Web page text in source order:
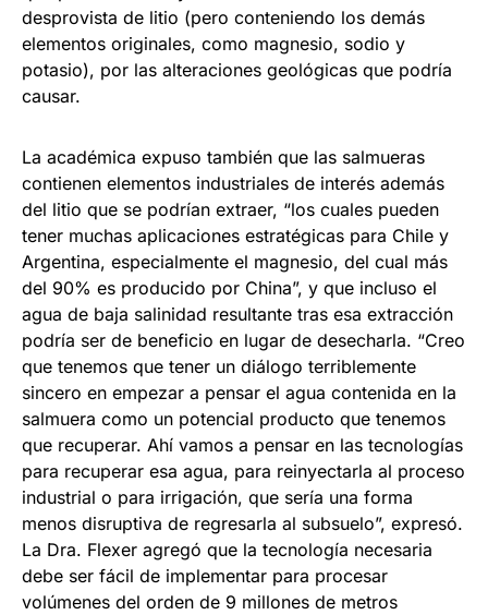
desprovista de litio (pero conteniendo los demás
elementos originales, como magnesio, sodio y
potasio), por las alteraciones geológicas que podría
causar.
La académica expuso también que las salmueras
contienen elementos industriales de interés además
del litio que se podrían extraer, “los cuales pueden
tener muchas aplicaciones estratégicas para Chile y
Argentina, especialmente el magnesio, del cual más
del 90% es producido por China”, y que incluso el
agua de baja salinidad resultante tras esa extracción
podría ser de beneficio en lugar de desecharla. “Creo
que tenemos que tener un diálogo terriblemente
sincero en empezar a pensar el agua contenida en la
salmuera como un potencial producto que tenemos
que recuperar. Ahí vamos a pensar en las tecnologías
para recuperar esa agua, para reinyectarla al proceso
industrial o para irrigación, que sería una forma
menos disruptiva de regresarla al subsuelo”, expresó.
La Dra. Flexer agregó que la tecnología necesaria
debe ser fácil de implementar para procesar
volúmenes del orden de 9 millones de metros